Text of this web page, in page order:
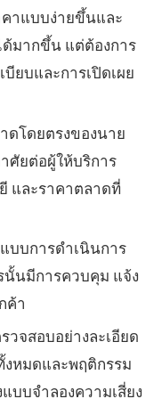
าแบบง่ายขึ้นและ
มากขึ้น แต่ต้องการ
ยบและการเปิดเผย
ดโดยตรงของนาย
ศัยต่อผู้ให้บริการ
และราคาตลาดที่
บบการดำเนินการ
นมีการควบคุม แจ้ง
ค้า
จสอบอย่างละเอียด
งหมดและพฤติกรรม
บบจำลองความเสี่ยง